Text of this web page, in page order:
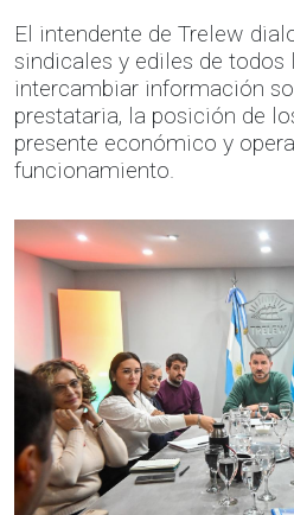
El intendente de Trelew
sindicales y ediles de todos
intercambiar información
prestataria, la posición de
presente económico y
funcionamiento.